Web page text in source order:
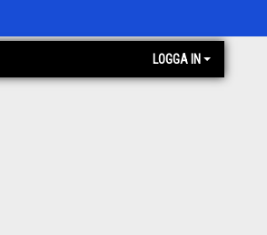
LOGGA IN